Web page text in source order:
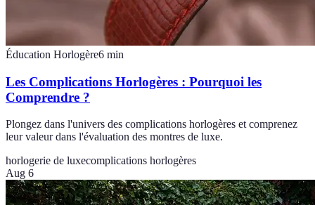
Éducation Horlogère6 min
Les Complications Horlogères : Pourquoi les
Comprendre ?
Plongez dans l'univers des complications horlogères et comprenez
leur valeur dans l'évaluation des montres de luxe.
horlogerie de luxecomplications horlogères
Aug 6